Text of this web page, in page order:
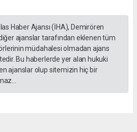
Haber Ajansı (İHA), Demirören
ajanslar tarafından eklenen tüm
müdahalesi olmadan ajans
Bu haberlerde yer alan hukuki
ajanslar olup sitemizin hiç bir